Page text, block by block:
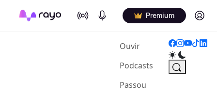
On Air Podcasts Premium Log in
Ouvir(current)
Podcasts
Passou